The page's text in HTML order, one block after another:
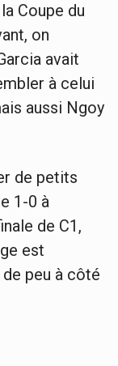
Coupe du
on
avait
à celui
aussi Ngoy
de petits
1-0 à
de C1,
est
peu à côté